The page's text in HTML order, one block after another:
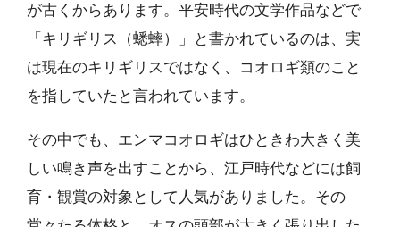
が古くからあります。平安時代の文学作品などで
「キリギリス（蟋蟀）」と書かれているのは、実
は現在のキリギリスではなく、コオロギ類のこと
を指していたと言われています。
その中でも、エンマコオロギはひときわ大きく美
しい鳴き声を出すことから、江戸時代などには飼
育・観賞の対象として人気がありました。その